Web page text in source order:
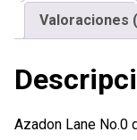
mango
Truper
Valoraciones
Azadon Lane No.0